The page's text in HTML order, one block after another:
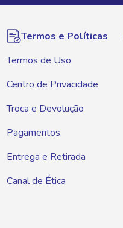
Termos e Políticas
Termos de Uso
Centro de Privacidade
Troca e Devolução
Pagamentos
Entrega e Retirada
Canal de Ética